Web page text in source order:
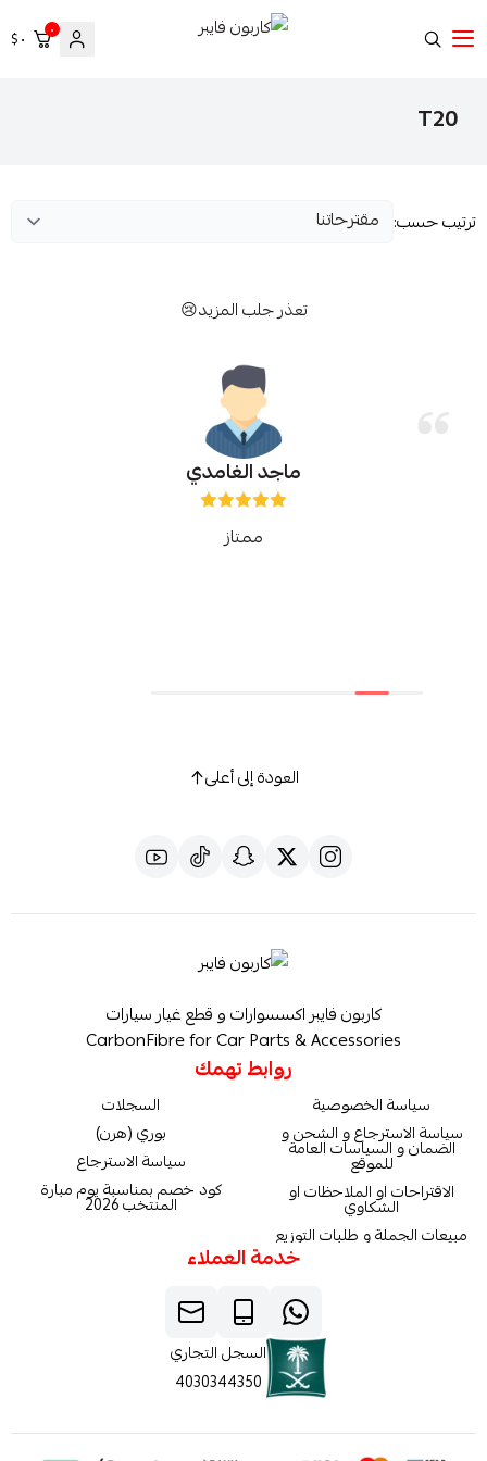
٠ ٠ $
T20
ترتيب حسب:
تعذر جلب المزيد😢
ماجد الغامدي
ممتاز
العودة إلى أعلى
كاربون فايبر اكسسوارات و قطع غيار سيارات
CarbonFibre for Car Parts & Accessories
روابط تهمك
سياسة الخصوصية
سياسة الاسترجاع و الشحن و
الضمان و السياسات العامة
للموقع
الاقتراحات او الملاحظات او
الشكاوي
مبيعات الجملة و طلبات التوزيع
السجلات
بوري (هرن)
سياسة الاسترجاع
كود خصم بمناسبة يوم مبارة
المنتخب 2026
خدمة العملاء
السجل التجاري
4030344350